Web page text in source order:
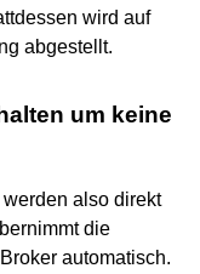
wird auf
abgestellt.
um keine
also direkt
die
automatisch.